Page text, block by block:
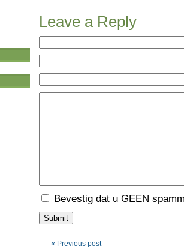
Leave a Reply
Bevestig dat u GEEN
« Previous post